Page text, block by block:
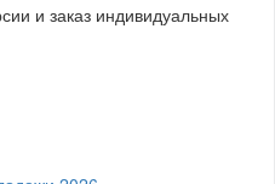
и заказ индивидуальных